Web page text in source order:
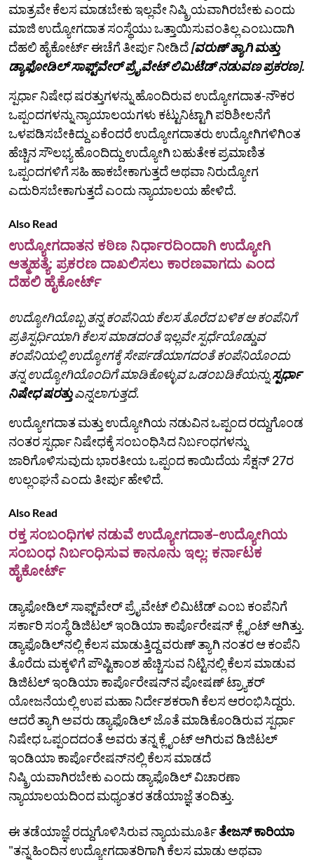
ಮಾತ್ರವೇ ಕೆಲಸ ಮಾಡಬೇಕು ಇಲ್ಲವೇ ನಿಷ್ಕ್ರಿಯವಾಗಿರಬೇಕು ಎಂದು
ಮಾಜಿ ಉದ್ಯೋಗದಾತ ಸಂಸ್ಥೆಯು ಒತ್ತಾಯಿಸುವಂತಿಲ್ಲ ಎಂಬುದಾಗಿ
ದೆಹಲಿ ಹೈಕೋರ್ಟ್‌ ಈಚೆಗೆ ತೀರ್ಪು ನೀಡಿದೆ[ವರುಣ್ ತ್ಯಾಗಿ ಮತ್ತು
ಡ್ಯಾಫೋಡಿಲ್ ಸಾಫ್ಟ್‌ವೇರ್ ಪ್ರೈವೇಟ್ ಲಿಮಿಟೆಡ್ ನಡುವಣ ಪ್ರಕರಣ].
ಸ್ಪರ್ಧಾ ನಿಷೇಧ ಷರತ್ತುಗಳನ್ನು ಹೊಂದಿರುವ ಉದ್ಯೋಗದಾತ-ನೌಕರ
ಒಪ್ಪಂದಗಳನ್ನು ನ್ಯಾಯಾಲಯಗಳು ಕಟ್ಟುನಿಟ್ಟಾಗಿ ಪರಿಶೀಲನೆಗೆ
ಒಳಪಡಿಸಬೇಕಿದ್ದು ಏಕೆಂದರೆ ಉದ್ಯೋಗದಾತರು ಉದ್ಯೋಗಿಗಳಿಗಿಂತ
ಹೆಚ್ಚಿನ ಸೌಲಭ್ಯ ಹೊಂದಿದ್ದು ಉದ್ಯೋಗಿ ಬಹುತೇಕ ಪ್ರಮಾಣಿತ
ಒಪ್ಪಂದಗಳಿಗೆ ಸಹಿ ಹಾಕಬೇಕಾಗುತ್ತದೆ ಅಥವಾ ನಿರುದ್ಯೋಗ
ಎದುರಿಸಬೇಕಾಗುತ್ತದೆ ಎಂದು ನ್ಯಾಯಾಲಯ ಹೇಳಿದೆ.
Also Read
ಉದ್ಯೋಗದಾತನ ಕಠಿಣ ನಿರ್ಧಾರದಿಂದಾಗಿ ಉದ್ಯೋಗಿ
ಆತ್ಮಹತ್ಯೆ: ಪ್ರಕರಣ ದಾಖಲಿಸಲು ಕಾರಣವಾಗದು ಎಂದ
ದೆಹಲಿ ಹೈಕೋರ್ಟ್
ಉದ್ಯೋಗಿಯೊಬ್ಬ ತನ್ನ ಕಂಪೆನಿಯ ಕೆಲಸ ತೊರೆದ ಬಳಿಕ ಆ ಕಂಪೆನಿಗೆ
ಪ್ರತಿಸ್ಪರ್ಧಿಯಾಗಿ ಕೆಲಸ ಮಾಡದಂತೆ ಇಲ್ಲವೇ ಸ್ಪರ್ಧೆಯೊಡ್ಡುವ
ಕಂಪೆನಿಯಲ್ಲಿ ಉದ್ಯೋಗಕ್ಕೆ ಸೇರ್ಪಡೆಯಾಗದಂತೆ ಕಂಪೆನಿಯೊಂದು
ತನ್ನ ಉದ್ಯೋಗಿಯೊಂದಿಗೆ ಮಾಡಿಕೊಳ್ಳುವ ಒಡಂಬಡಿಕೆಯನ್ನುಸ್ಪರ್ಧಾ
ನಿಷೇಧ ಷರತ್ತುಎನ್ನಲಾಗುತ್ತದೆ.
ಉದ್ಯೋಗದಾತ ಮತ್ತು ಉದ್ಯೋಗಿಯ ನಡುವಿನ ಒಪ್ಪಂದ ರದ್ದುಗೊಂಡ
ನಂತರ ಸ್ಪರ್ಧಾ ನಿಷೇಧಕ್ಕೆ ಸಂಬಂಧಿಸಿದ ನಿರ್ಬಂಧಗಳನ್ನು
ಜಾರಿಗೊಳಿಸುವುದು ಭಾರತೀಯ ಒಪ್ಪಂದ ಕಾಯಿದೆಯ ಸೆಕ್ಷನ್ 27ರ
ಉಲ್ಲಂಘನೆ ಎಂದು ತೀರ್ಪು ಹೇಳಿದೆ.
Also Read
ರಕ್ತ ಸಂಬಂಧಿಗಳ ನಡುವೆ ಉದ್ಯೋಗದಾತ-ಉದ್ಯೋಗಿಯ
ಸಂಬಂಧ ನಿರ್ಬಂಧಿಸುವ ಕಾನೂನು ಇಲ್ಲ: ಕರ್ನಾಟಕ
ಹೈಕೋರ್ಟ್‌
ಡ್ಯಾಫೋಡಿಲ್ ಸಾಫ್ಟ್‌ವೇರ್‌ ಪ್ರೈವೇಟ್ ಲಿಮಿಟೆಡ್ ಎಂಬ ಕಂಪೆನಿಗೆ
ಸರ್ಕಾರಿ ಸಂಸ್ಥೆ ಡಿಜಿಟಲ್ ಇಂಡಿಯಾ ಕಾರ್ಪೊರೇಷನ್ ಕ್ಲೈಂಟ್‌ ಆಗಿತ್ತು.
ಡ್ಯಾಫೊಡಿಲ್‌ನಲ್ಲಿ ಕೆಲಸ ಮಾಡುತ್ತಿದ್ದ ವರುಣ್‌ ತ್ಯಾಗಿ ನಂತರ ಆ ಕಂಪೆನಿ
ತೊರೆದು ಮಕ್ಕಳಿಗೆ ಪೌಷ್ಟಿಕಾಂಶ ಹೆಚ್ಚಿಸುವ ನಿಟ್ಟಿನಲ್ಲಿ ಕೆಲಸ ಮಾಡುವ
ಡಿಜಿಟಲ್‌ ಇಂಡಿಯಾ ಕಾರ್ಪೊರೇಷನ್‌ನ ಪೋಷಣ್‌ ಟ್ರ್ಯಾಕರ್‌
ಯೋಜನೆಯಲ್ಲಿ ಉಪ ಮಹಾ ನಿರ್ದೇಶಕರಾಗಿ ಕೆಲಸ ಆರಂಭಿಸಿದ್ದರು.
ಆದರೆ ತ್ಯಾಗಿ ಅವರು ಡ್ಯಾಫೊಡಿಲ್‌ ಜೊತೆ ಮಾಡಿಕೊಂಡಿರುವ ಸ್ಪರ್ಧಾ
ನಿಷೇಧ ಒಪ್ಪಂದದಂತೆ ಅವರು ತನ್ನ ಕ್ಲೈಂಟ್‌ ಆಗಿರುವ ಡಿಜಿಟಲ್‌
ಇಂಡಿಯಾ ಕಾರ್ಪೊರೇಷನ್‌ನಲ್ಲಿ ಕೆಲಸ ಮಾಡದೆ
ನಿಷ್ಕ್ರಿಯವಾಗಿರಬೇಕು ಎಂದು ಡ್ಯಾಫೊಡಿಲ್‌ ವಿಚಾರಣಾ
ನ್ಯಾಯಾಲಯದಿಂದ ಮಧ್ಯಂತರ ತಡೆಯಾಜ್ಞೆ ತಂದಿತ್ತು.
ಈ ತಡೆಯಾಜ್ಞೆ ರದ್ದುಗೊಳಿಸಿರುವ ನ್ಯಾಯಮೂರ್ತಿತೇಜಸ್ ಕಾರಿಯಾ
"ತನ್ನ ಹಿಂದಿನ ಉದ್ಯೋಗದಾತರಿಗಾಗಿ ಕೆಲಸ ಮಾಡು ಅಥವಾ